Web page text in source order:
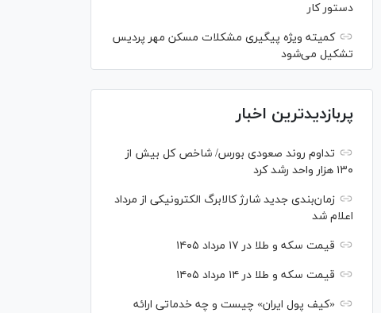
دستور کار
کمیته ویژه پیگیری مشکلات مسکن مهر پردیس
تشکیل می‌شود
پربازدیدترین اخبار
تداوم روند صعودی بورس/ شاخص کل بیش از
۱۳۰ هزار واحد رشد کرد
زمان‌بندی جدید شارژ کالابرگ الکترونیکی از مرداد
اعلام شد
قیمت سکه و طلا در ۱۷ مرداد ۱۴۰۵
قیمت سکه و طلا در ۱۴ مرداد ۱۴۰۵
«کیف پول ایران» چیست و چه خدماتی ارائه